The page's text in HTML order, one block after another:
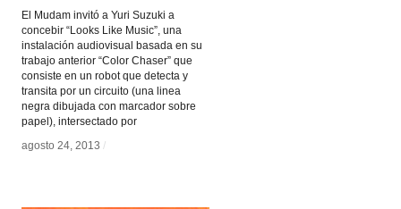
El Mudam invitó a Yuri Suzuki a
concebir “Looks Like Music”, una
instalación audiovisual basada en su
trabajo anterior “Color Chaser” que
consiste en un robot que detecta y
transita por un circuito (una linea
negra dibujada con marcador sobre
papel), intersectado por
agosto 24, 2013 /
agosto 24, 2013 /